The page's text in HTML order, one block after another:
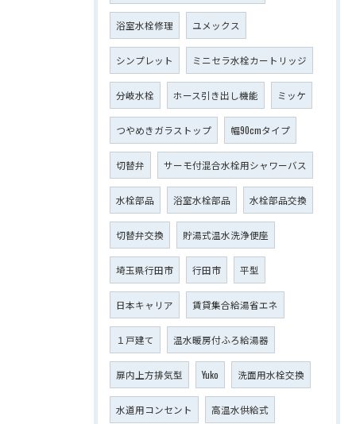
浴室水栓修理 ユメックス
シンプレット ミニセラ水栓カートリッジ
分岐水栓 ホース引き出し機能 ミッケ
つやめきガラストップ 幅90cmタイプ
切替弁 サーモ付混合水栓用シャワーバス
水栓部品 浴室水栓部品 水栓部品交換
切替弁交換 貯湯式温水洗浄便座
埼玉県行田市 行田市 平型
日本キャリア 賃貸集合給湯省エネ
１戸建て 温水暖房付ふろ給湯器
扉内上方排気型 Yuko 洗面用水栓交換
水道用コンセント 高温水供給式